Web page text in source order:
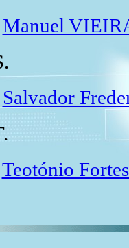
Manuel
Salvador
Teotónio